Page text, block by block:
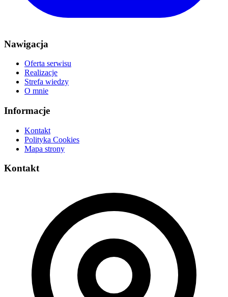
Nawigacja
Oferta serwisu
Realizacje
Strefa wiedzy
O mnie
Informacje
Kontakt
Polityka Cookies
Mapa strony
Kontakt